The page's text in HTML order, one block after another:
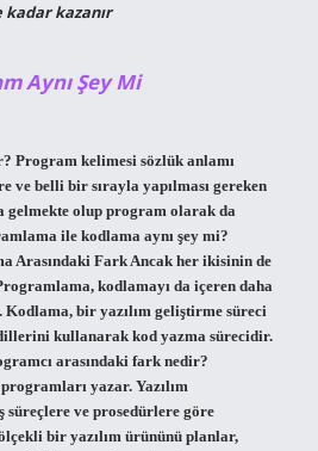
kadar kazanır
Aynı Şey Mi
Program kelimesi sözlük anlamı
ve belli bir sırayla yapılması gereken
gelmekte olup program olarak da
ile kodlama aynı şey mi?
Arasındaki Fark Ancak her ikisinin de
kodlamayı da içeren daha
bir yazılım geliştirme süreci
kullanarak kod yazma sürecidir.
arasındaki fark nedir?
yazar. Yazılım
süreçlere ve prosedürlere göre
bir yazılım ürününü planlar,